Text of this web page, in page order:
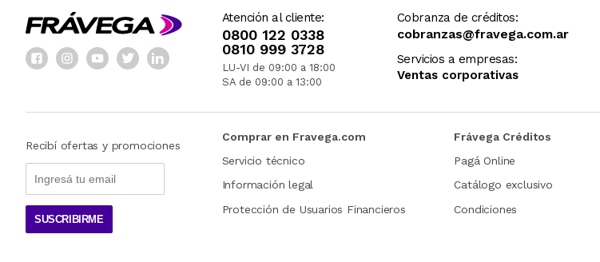
Atención al cliente:
0800 122 0338
0810 999 3728
LU-VI de 09:00 a 18:00
SA de 09:00 a 13:00
Cobranza de créditos:
cobranzas@fravega.com.ar
Servicios a empresas:
Ventas corporativas
Recibí ofertas y promociones
SUSCRIBIRME
Comprar en Fravega.com
Servicio técnico
Información legal
Protección de Usuarios Financieros
Frávega Créditos
Pagá Online
Catálogo exclusivo
Condiciones